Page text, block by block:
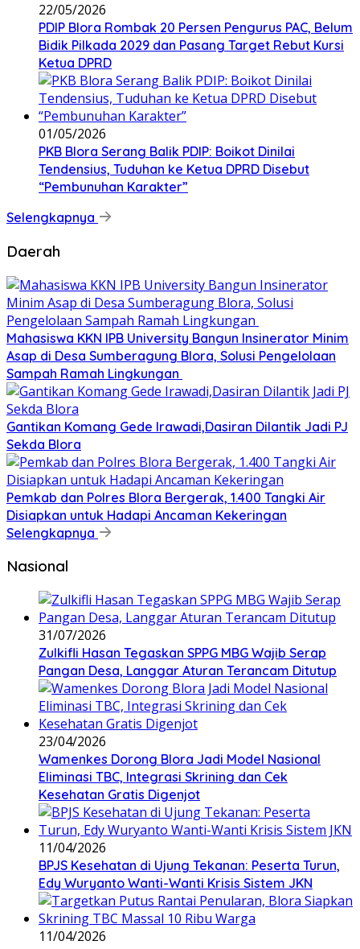
22/05/2026
PDIP Blora Rombak 20 Persen Pengurus PAC, Belum
Bidik Pilkada 2029 dan Pasang Target Rebut Kursi
Ketua DPRD
01/05/2026
PKB Blora Serang Balik PDIP: Boikot Dinilai
Tendensius, Tuduhan ke Ketua DPRD Disebut
“Pembunuhan Karakter”
Selengkapnya
Daerah
Mahasiswa KKN IPB University Bangun Insinerator Minim
Asap di Desa Sumberagung Blora, Solusi Pengelolaan
Sampah Ramah Lingkungan ‎
Gantikan Komang Gede Irawadi,Dasiran Dilantik Jadi PJ
Sekda Blora
Pemkab dan Polres Blora Bergerak, 1.400 Tangki Air
Disiapkan untuk Hadapi Ancaman Kekeringan
Selengkapnya
Nasional
31/07/2026
Zulkifli Hasan Tegaskan SPPG MBG Wajib Serap
Pangan Desa, Langgar Aturan Terancam Ditutup
23/04/2026
Wamenkes Dorong Blora Jadi Model Nasional
Eliminasi TBC, Integrasi Skrining dan Cek
Kesehatan Gratis Digenjot
11/04/2026
BPJS Kesehatan di Ujung Tekanan: Peserta Turun,
Edy Wuryanto Wanti-Wanti Krisis Sistem JKN
11/04/2026